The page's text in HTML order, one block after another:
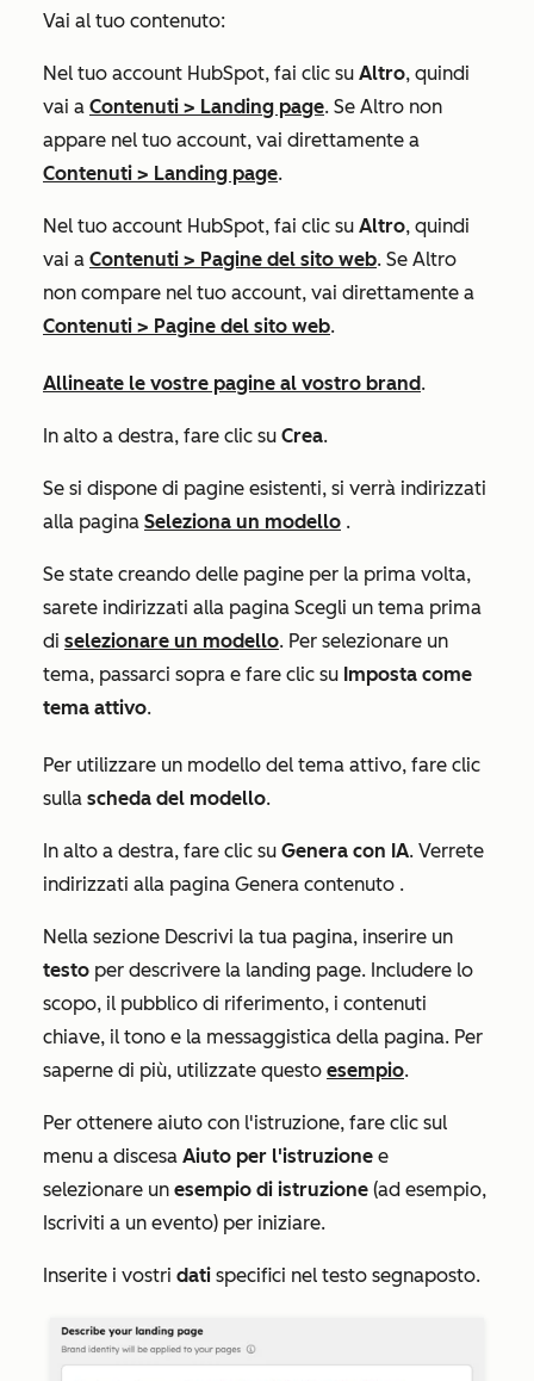
Vai al tuo contenuto:
Nel tuo account HubSpot, fai clic su Altro, quindi
vai a Contenuti > Landing page. Se Altro non
appare nel tuo account, vai direttamente a
Contenuti > Landing page.
Nel tuo account HubSpot, fai clic su Altro, quindi
vai a Contenuti > Pagine del sito web. Se Altro
non compare nel tuo account, vai direttamente a
Contenuti > Pagine del sito web.
Allineate le vostre pagine al vostro brand.
In alto a destra, fare clic su Crea.
Se si dispone di pagine esistenti, si verrà indirizzati
alla pagina Seleziona un modello .
Se state creando delle pagine per la prima volta,
sarete indirizzati alla pagina Scegli un tema prima
di selezionare un modello. Per selezionare un
tema, passarci sopra e fare clic su Imposta come
tema attivo.
Per utilizzare un modello del tema attivo, fare clic
sulla scheda del modello.
In alto a destra, fare clic su Genera con IA. Verrete
indirizzati alla pagina Genera contenuto .
Nella sezione Descrivi la tua pagina, inserire un
testo per descrivere la landing page. Includere lo
scopo, il pubblico di riferimento, i contenuti
chiave, il tono e la messaggistica della pagina. Per
saperne di più, utilizzate questo esempio.
Per ottenere aiuto con l'istruzione, fare clic sul
menu a discesa Aiuto per l'istruzione e
selezionare un esempio di istruzione (ad esempio,
Iscriviti a un evento) per iniziare.
Inserite i vostri dati specifici nel testo segnaposto.